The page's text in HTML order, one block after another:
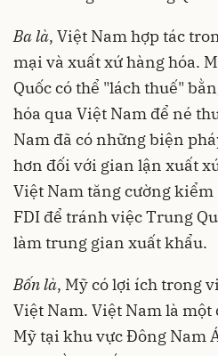
Ba là, Việt Nam hợp tác
mại và xuất xứ hàng hóa.
Quốc có thể "lách thuế"
hóa qua Việt Nam để né
Nam đã có những biện
hơn đối với gian lận xuất
Việt Nam tăng cường
FDI để tránh việc Trung
làm trung gian xuất khẩu.
Bốn là, Mỹ có lợi ích trong
Việt Nam. Việt Nam là
Mỹ tại khu vực Đông Nam